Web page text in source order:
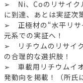
➢ Ni、Coのリサイク
に到達、あとは実証次
➢ 正極材の“水平リサ
元系での実証へ！
➢ リチウムのリサイ
の合理的な選択肢！
➢ 車載用リチウムイ
発動向を掲載！（所氏